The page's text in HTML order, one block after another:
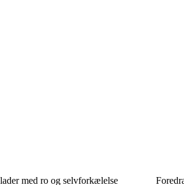
med ro og selvforkælelse